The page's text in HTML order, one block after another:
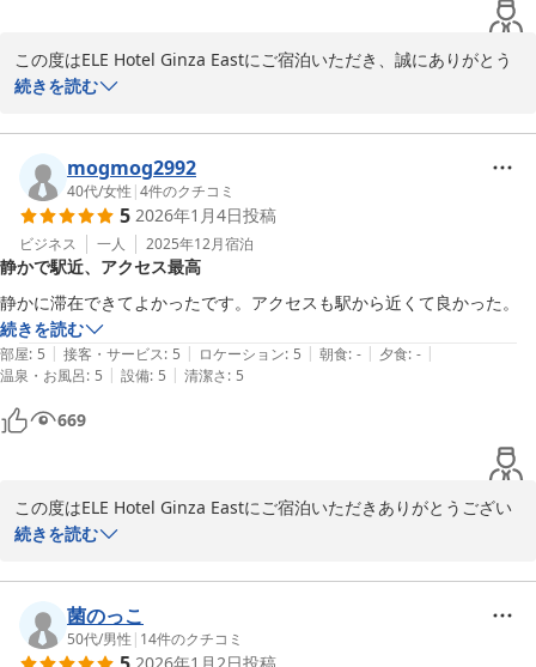
この度はELE Hotel Ginza Eastにご宿泊いただき、誠にありがとう
ございました。
東京駅からのアクセスにご満足いただけたようで大変嬉しく存じま
す。
当館はコンパクトな造りではございますが、その分、水回りの清掃
やシャワーの使い心地など、細かな点まで快適にお過ごしいただけ
るよう注力しております。
「問題なし」とのお言葉をいただき、スタッフ一同安心いたしまし
た。
これから予約しようとするお客様宛にコマーシャルとなりました。
またのお越しを心よりお待ちしております。
ELE Hotel Ginza East
2026-02-04
続きを読む
mogmog2992
40代/女性 |4件のクチコミ
5 2026年1月4日投稿
ビジネス 一人 2025年12月宿泊
静かで駅近、アクセス最高
静かに滞在できてよかったです。アクセスも駅から近くて良かった。
続きを読む
部屋: 5 | 接客・サービス: 5 | ロケーション: 5 | 朝食: - | 夕食: - |
温泉・お風呂: 5 | 設備: 5 | 清潔さ: 5
669
この度はELE Hotel Ginza Eastにご宿泊いただきありがとうござい
ました。
駅から近く、静かにお過ごしいただけたとのこと、大変嬉しく思い
ます。
当館は、八丁堀や新富町駅から徒歩圏内にございまして大変便利な
続きを読む
菌のっこ
50代/男性 | 14件のクチコミ